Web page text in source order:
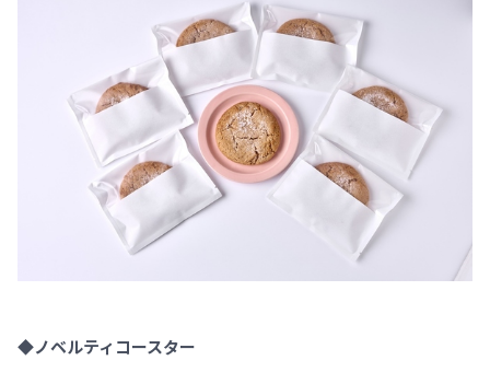
◆ノベルティコースター